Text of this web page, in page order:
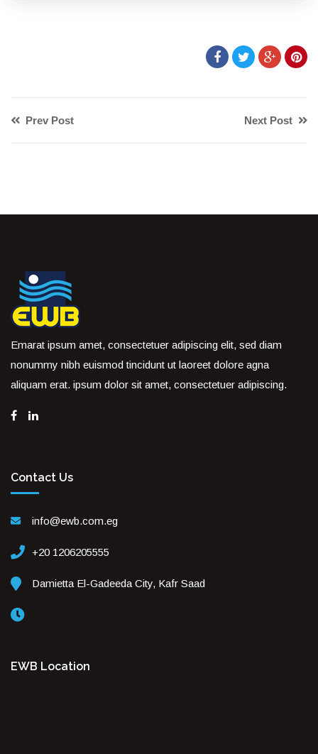
Prev Post Next Post
Emarat ipsum amet, consectetuer adipiscing elit, sed diam
nonummy nibh euismod tincidunt ut laoreet dolore agna
aliquam erat. ipsum dolor sit amet, consectetuer adipiscing.
Contact Us
info@ewb.com.eg
+20 1206205555
Damietta El-Gadeeda City, Kafr Saad
EWB Location